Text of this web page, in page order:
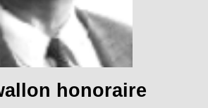
honoraire